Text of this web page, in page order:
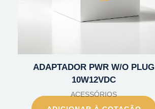
ADAPTADOR PWR W/O PLUG
10W12VDC
ACESSÓRIOS